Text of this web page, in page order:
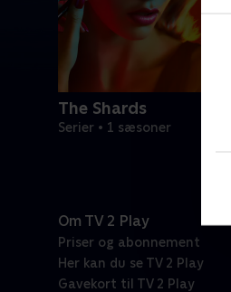
The Shards
Serier • 1 sæsoner
Om TV 2 Play
Priser og abonnement
Her kan du se TV 2 Play
Gavekort til TV 2 Play